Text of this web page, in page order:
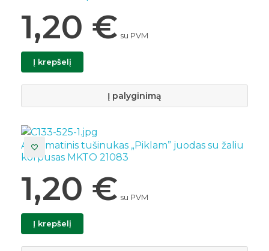
1,20 € su PVM
Į krepšelį
Į palyginimą
Automatinis tušinukas „Piklam” juodas su žaliu
korpusas MKTO 21083
1,20 € su PVM
Į krepšelį